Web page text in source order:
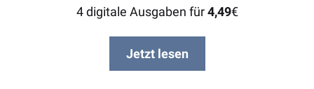
4 digitale Ausgaben für4,49€
Jetzt lesen